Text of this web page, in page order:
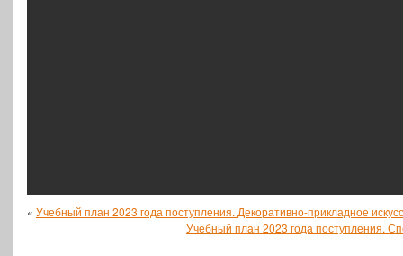
« Учебный план 2023 года поступления. Декоративно-прикладное
Учебный план 2023 года поступления.